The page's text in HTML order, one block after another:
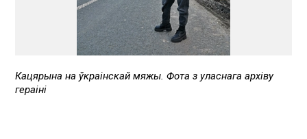
Кацярына на ўкраінскай мяжы. Фота з уласнага архіву
гераіні